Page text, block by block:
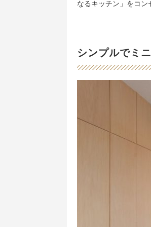
なるキッチン」をコ
シンプルでミ